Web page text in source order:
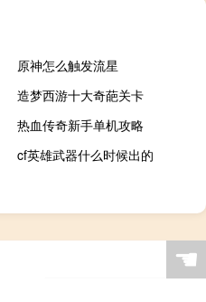
原神怎么触发流星
造梦西游十大奇葩关卡
热血传奇新手单机攻略
cf英雄武器什么时候出的
☚